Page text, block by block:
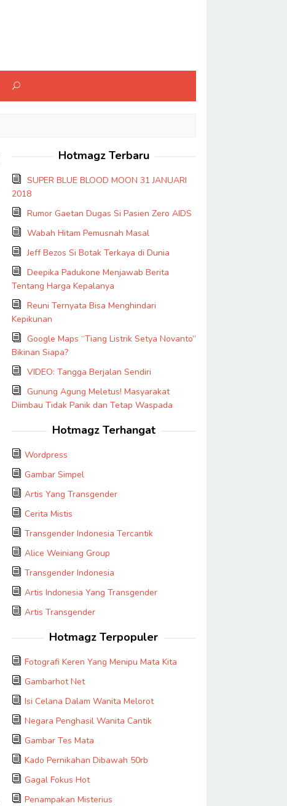
Hotmagz Terbaru
SUPER BLUE BLOOD MOON 31 JANUARI
2018
Rumor Gaetan Dugas Si Pasien Zero AIDS
Wabah Hitam Pemusnah Masal
Jeff Bezos Si Botak Terkaya di Dunia
Deepika Padukone Menjawab Berita
Tentang Harga Kepalanya
Reuni Ternyata Bisa Menghindari
Kepikunan
Google Maps “Tiang Listrik Setya Novanto”
Bikinan Siapa?
VIDEO: Tangga Berjalan Sendiri
Gunung Agung Meletus! Masyarakat
Diimbau Tidak Panik dan Tetap Waspada
Hotmagz Terhangat
Wordpress
Gambar Simpel
Artis Yang Transgender
Cerita Mistis
Transgender Indonesia Tercantik
Alice Weiniang Group
Transgender Indonesia
Artis Indonesia Yang Transgender
Artis Transgender
Hotmagz Terpopuler
Fotografi Keren Yang Menipu Mata Kita
Gambarhot Net
Isi Celana Dalam Wanita Melorot
Negara Penghasil Wanita Cantik
Gambar Tes Mata
Kado Pernikahan Dibawah 50rb
Gagal Fokus Hot
Penampakan Misterius